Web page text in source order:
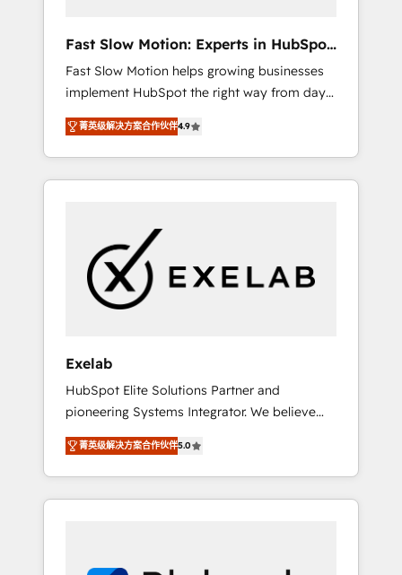
reporting - Workflow automation and data
clean-up - Sales enablement and team
training - Ongoing optimisation and RevOps
support Based in Leeds and London, we
partner with SMEs across the UK who are
ready to turn HubSpot into the growth
engine it’s meant to be.
Fast Slow Motion: Experts in HubSpot
& Salesforce
Fast Slow Motion helps growing businesses
implement HubSpot the right way from day
one — with the flexibility to scale as
complexity increases. Highly certified in both
HubSpot and Salesforce, we bring deep
experience in CRM implementation,
growing mid-market and enterprise
organizations, our team combines strong
technical execution with real business
perspective. Many of our consultants have
operators need as their systems, data, and
processes evolve. Since 2014, we’ve
supported 1,400+ clients across a wide range
of industries, including healthcare, software,
B2B services, manufacturing, financial
services and more. Whether clients are new
to HubSpot or expanding into more
long-term value and a consistently strong
菁英级解决方案合作伙伴4.9
Exelab
HubSpot Elite Solutions Partner and
pioneering Systems Integrator. We believe
technology should serve business strategy,
not the other way around. Every engagement
begins with clear objectives, customer
journey mapping, and measurable KPIs. Only
菁英级解决方案合作伙伴5.0